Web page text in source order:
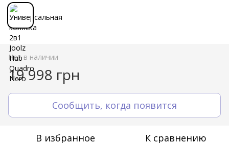
Нет в наличии
19 998 грн
Сообщить, когда появится
В избранное К сравнению